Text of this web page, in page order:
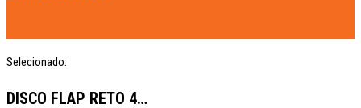
Selecionado:
DISCO FLAP RETO 4…